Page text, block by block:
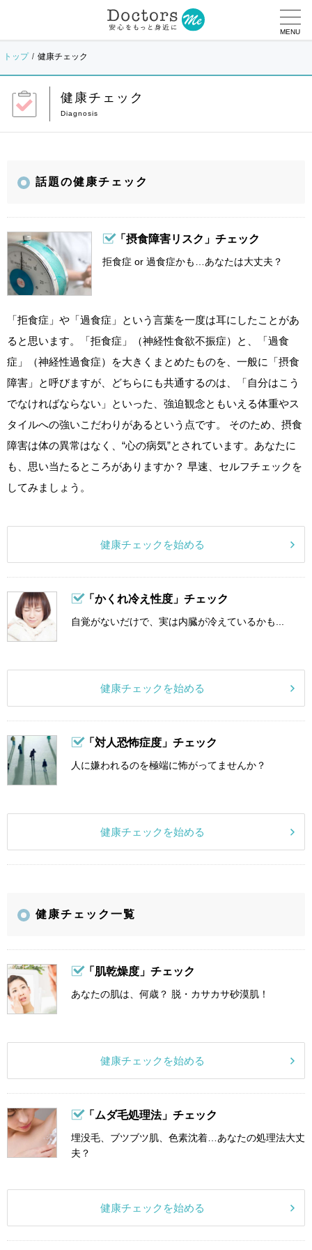
MENU
トップ 健康チェック
健康チェック
話題の健康チェック
「摂食障害リスク」チェック
拒食症 or 過食症かも…あなたは大丈夫？
「拒食症」や「過食症」という言葉を一度は耳にしたことがあ
ると思います。「拒食症」（神経性食欲不振症）と、「過食
症」（神経性過食症）を大きくまとめたものを、一般に「摂食
障害」と呼びますが、どちらにも共通するのは、「自分はこう
でなければならない」といった、強迫観念ともいえる体重やス
タイルへの強いこだわりがあるという点です。 そのため、摂食
障害は体の異常はなく、“心の病気”とされています。あなたに
も、思い当たるところがありますか？ 早速、セルフチェックを
してみましょう。
健康チェックを始める
「かくれ冷え性度」チェック
自覚がないだけで、実は内臓が冷えているかも...
健康チェックを始める
「対人恐怖症度」チェック
人に嫌われるのを極端に怖がってませんか？
健康チェックを始める
健康チェック一覧
「肌乾燥度」チェック
あなたの肌は、何歳？ 脱・カサカサ砂漠肌！
健康チェックを始める
「ムダ毛処理法」チェック
埋没毛、ブツブツ肌、色素沈着…あなたの処理法大丈
夫？
健康チェックを始める